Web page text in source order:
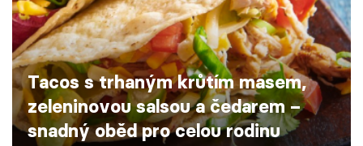
Škola vaření
Recepty z TV
Speciál: Cuketa
Těhotnej kuchař
Tacos s trhaným krůtím masem,
zeleninovou salsou a čedarem –
snadný oběd pro celou rodinu